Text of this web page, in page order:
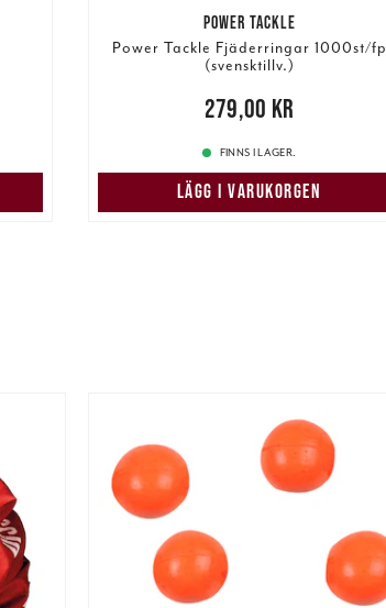
POWER TACKLE
Power Tackle Fjäderringar 1000st/fp
(svensktillv.)
279,00 kr279,00 kr
FINNS I LAGER.
LÄGG I VARUKORGEN